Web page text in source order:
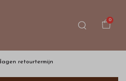
0
retourtermijn